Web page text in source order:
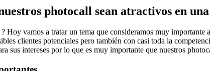
photocall sean atractivos en
Hoy vamos a tratar un tema que consideramos muy
clientes potenciales pero también con casi toda la
sus intereses por lo que es muy importante que nuestros